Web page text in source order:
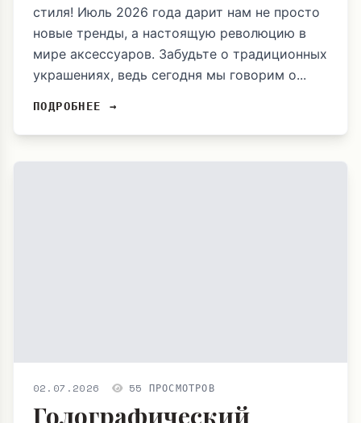
стиля! Июль 2026 года дарит нам не просто
новые тренды, а настоящую революцию в
мире аксессуаров. Забудьте о традиционных
украшениях, ведь сегодня мы говорим о...
ПОДРОБНЕЕ →
02.07.2026 55 ПРОСМОТРОВ
Голографический